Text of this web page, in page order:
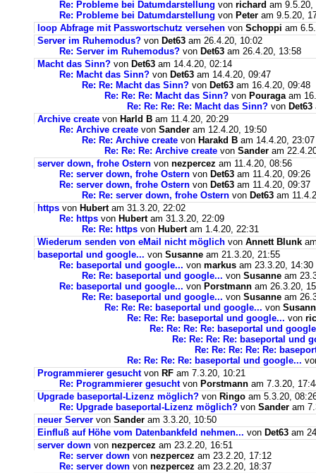
Re: Probleme bei Datumdarstellung von richard am 9.5.20,
Re: Probleme bei Datumdarstellung von Peter am 9.5.20,
loop Abfrage mit Passwortschutz versehen von Schoppi am
Server im Ruhemodus? von Det63 am 26.4.20, 10:02
Re: Server im Ruhemodus? von Det63 am 26.4.20, 13:58
Macht das Sinn? von Det63 am 14.4.20, 02:14
Re: Macht das Sinn? von Det63 am 14.4.20, 09:47
Re: Re: Macht das Sinn? von Det63 am 16.4.20, 09:48
Re: Re: Re: Macht das Sinn? von Pouragaam
Re: Re: Re: Re: Macht das Sinn? von Det63
Archive create von Harld B am 11.4.20, 20:29
Re: Archive create von Sander am 12.4.20, 19:50
Re: Re: Archive create von Harakd B am 14.4.20, 23:07
Re: Re: Re: Archive create von Sander am
server down, frohe Ostern von nezpercez am 11.4.20, 08:56
Re: server down, frohe Ostern von Det63 am 11.4.20, 09:26
Re: server down, frohe Ostern von Det63 am 11.4.20, 09:37
Re: Re: server down, frohe Ostern von Det63 am
https von Hubertam 31.3.20, 22:02
Re: https von Hubertam 31.3.20, 22:09
Re: Re: https von Hubertam 1.4.20, 22:31
Wiederum senden von eMail nicht möglich von Annett Blunk
baseportal und google... von Susanne am 21.3.20, 21:55
Re: baseportal und google... von markus am 23.3.20, 14:30
Re: Re: baseportal und google... von Susanne am
Re: baseportal und google... von Porstmann am 26.3.20,
Re: Re: baseportal und google... von Susanne am
Re: Re: Re: baseportal und google... von
Re: Re: Re: baseportal und google... von
Re: Re: Re: Re: baseportal und
Re: Re: Re: Re: baseportal und
Re: Re: Re: Re: Re:
Re: Re: Re: Re: baseportal und google...
Programmierer gesuchtvon RF am 7.3.20, 10:21
Re: Programmierer gesuchtvon Porstmann am 7.3.20,
Upgrade baseportal-Lizenz möglich? von Ringo am 5.3.20,
Re: Upgrade baseportal-Lizenz möglich? von Sander am
neuer Server von Sander am 3.3.20, 10:50
Einfluß auf Höhe vom Datenbankfeld nehmen... von Det63 am
server down von nezpercez am 23.2.20, 16:51
Re: server down von nezpercez am 23.2.20, 17:12
Re: server down von nezpercez am 23.2.20, 18:37